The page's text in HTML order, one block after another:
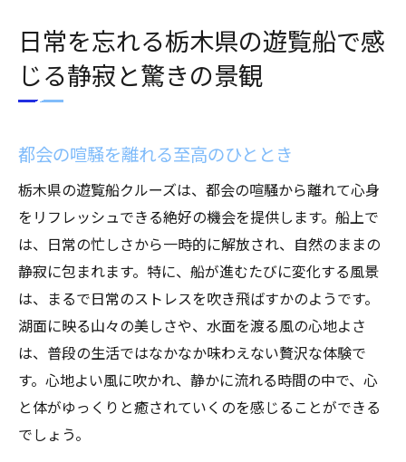
日常を忘れる栃木県の遊覧船で感
じる静寂と驚きの景観
都会の喧騒を離れる至高のひととき
栃木県の遊覧船クルーズは、都会の喧騒から離れて心身
をリフレッシュできる絶好の機会を提供します。船上で
は、日常の忙しさから一時的に解放され、自然のままの
静寂に包まれます。特に、船が進むたびに変化する風景
は、まるで日常のストレスを吹き飛ばすかのようです。
湖面に映る山々の美しさや、水面を渡る風の心地よさ
は、普段の生活ではなかなか味わえない贅沢な体験で
す。心地よい風に吹かれ、静かに流れる時間の中で、心
と体がゆっくりと癒されていくのを感じることができる
でしょう。